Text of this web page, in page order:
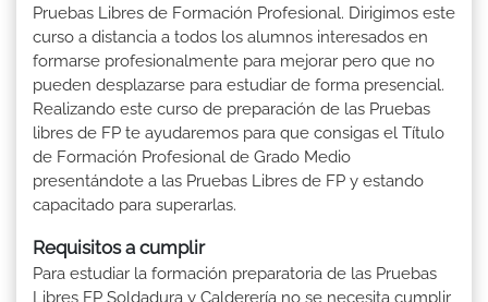
Pruebas Libres de Formación Profesional. Dirigimos este
curso a distancia a todos los alumnos interesados en
formarse profesionalmente para mejorar pero que no
pueden desplazarse para estudiar de forma presencial.
Realizando este curso de preparación de las Pruebas
libres de FP te ayudaremos para que consigas el Título
de Formación Profesional de Grado Medio
presentándote a las Pruebas Libres de FP y estando
capacitado para superarlas.
Requisitos a cumplir
Para estudiar la formación preparatoria de las Pruebas
Libres FP Soldadura y Calderería no se necesita cumplir